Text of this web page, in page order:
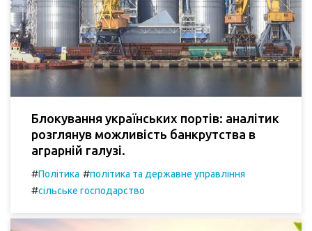
Блокування українських портів: аналітик
розглянув можливість банкрутства в
аграрній галузі.
#Політика #політика та державне управління
#сільське господарство